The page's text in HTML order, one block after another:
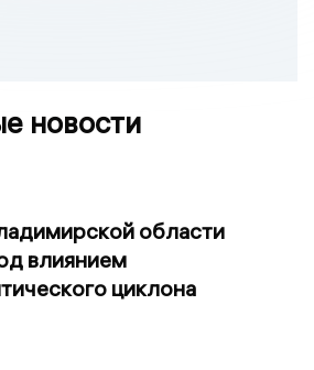
новости
области
влиянием
циклона